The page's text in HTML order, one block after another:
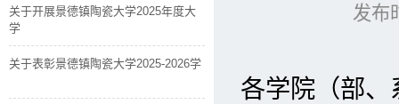
关于开展景德镇陶瓷大学2025年度大
学
关于表彰景德镇陶瓷大学2025-2026学
发布
各学院（部